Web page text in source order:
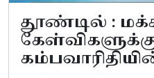
தூண்டில் :